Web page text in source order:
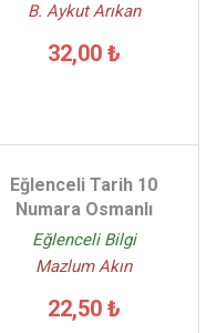
B. Aykut Arıkan
32,00 ₺
Eğlenceli Tarih 10
Numara Osmanlı
Eğlenceli Bilgi
Mazlum Akın
22,50 ₺